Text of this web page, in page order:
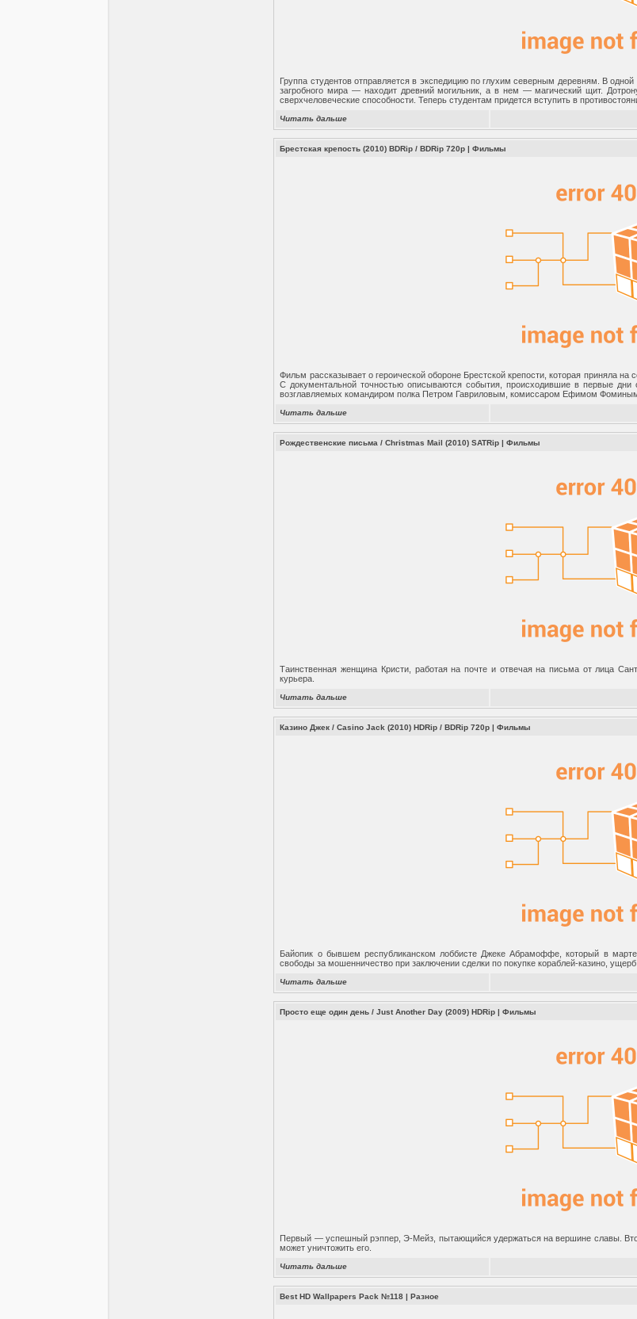
Группа студентов отправляется в экспедицию по глухим северным деревням. В
загробного мира — находит древний могильник, а в нем — магический щит.
сверхчеловеческие способности. Теперь студентам придется вступить в
Читать дальше
Брестская крепость (2010) BDRip / BDRip 720p |Фильмы
Фильм рассказывает о героической обороне Брестской крепости, которая приняла
С документальной точностью описываются события, происходившие в первые дни
возглавляемых командиром полка Петром Гавриловым, комиссаром Ефимом
Читать дальше
Рождественские письма / Christmas Mail (2010) SATRip |Фильмы
Таинственная женщина Кристи, работая на почте и отвечая на письма от лица
курьера.
Читать дальше
Казино Джек / Casino Jack (2010) HDRip / BDRip 720p |Фильмы
Байопик о бывшем республиканском лоббисте Джеке Абрамоффе, который в
свободы за мошенничество при заключении сделки по покупке кораблей-казино,
Читать дальше
Просто еще один день / Just Another Day (2009) HDRip |Фильмы
Первый — успешный рэппер, Э-Мейз, пытающийся удержаться на вершине славы.
может уничтожить его.
Читать дальше
Best HD Wallpapers Pack №118|Разное